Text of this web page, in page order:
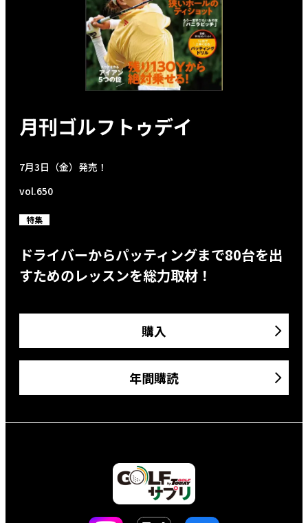
月刊ゴルフトゥデイ
7月3日（金）発売！
vol.650
特集
ドライバーからパッティングまで80台を出
すためのレッスンを総力取材！
購入
年間購読